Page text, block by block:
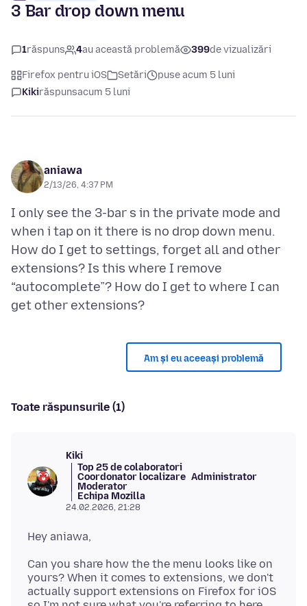
3 Bar drop down menu
1răspuns 4au această problemă 399de vizualizări
Firefox pentru iOS Setări
puse acum 5 luni
Kikirăspunsacum 5 luni
aniawa
2/13/26, 4:37 PM
I only see the 3-bar s in the private mode and
when i tap on it there is no drop down menu.
How do I get to settings, forget all and other
extensions? Is this where I remove
“autocomplete”? How do I get to where I can
Am și eu aceeași problemă
Toate răspunsurile (1)
Kiki
Top 25 de colaboratori
Coordonator localizare Administrator
Moderator
Echipa Mozilla
24.02.2026, 21:28
Can you share how the the menu looks like on
yours? When it comes to extensions, we don't
actually support extensions on Firefox for iOS